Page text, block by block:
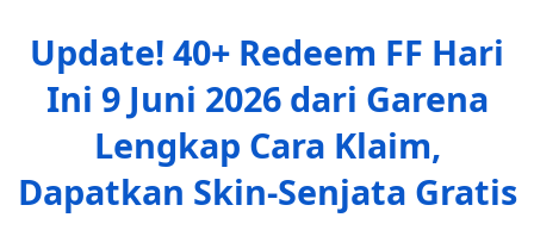
Update! 40+ Redeem FF Hari
Ini 9 Juni 2026 dari Garena
Lengkap Cara Klaim,
Dapatkan Skin-Senjata Gratis